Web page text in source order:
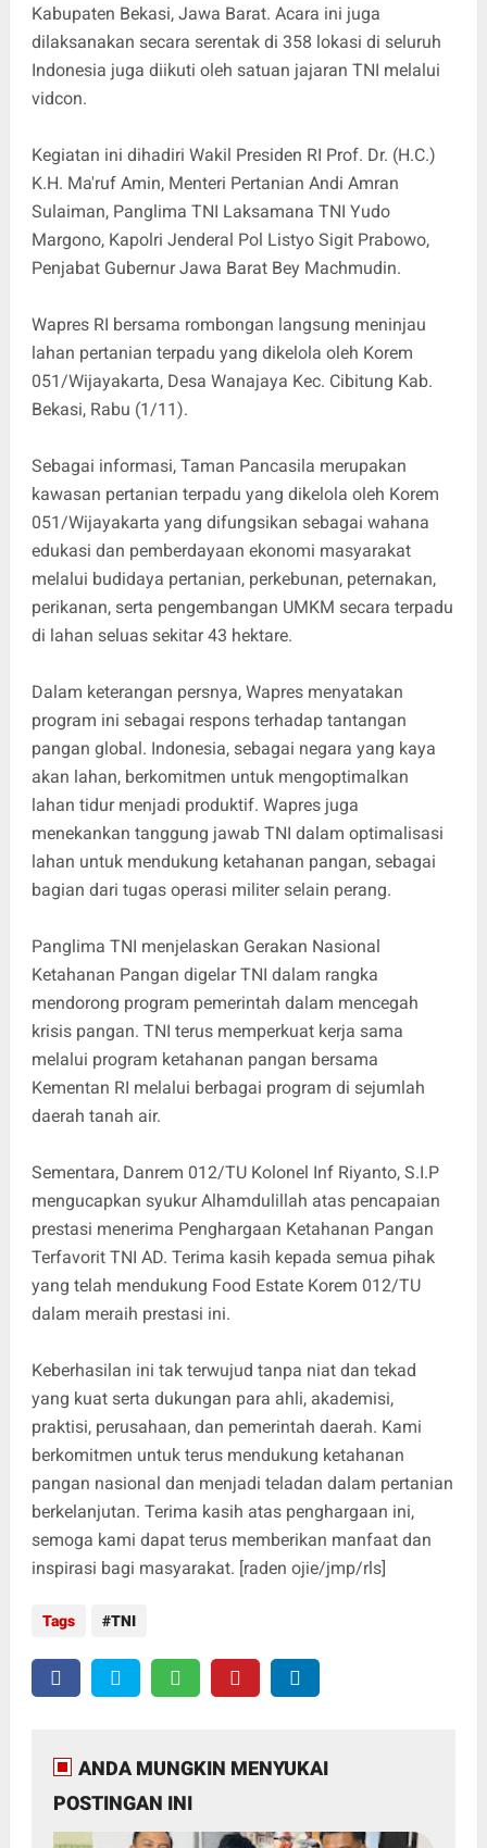
Kabupaten Bekasi, Jawa Barat. Acara ini juga
dilaksanakan secara serentak di 358 lokasi di seluruh
Indonesia juga diikuti oleh satuan jajaran TNI melalui
vidcon.
Kegiatan ini dihadiri Wakil Presiden RI Prof. Dr. (H.C.)
K.H. Ma'ruf Amin, Menteri Pertanian Andi Amran
Sulaiman, Panglima TNI Laksamana TNI Yudo
Margono, Kapolri Jenderal Pol Listyo Sigit Prabowo,
Penjabat Gubernur Jawa Barat Bey Machmudin.
Wapres RI bersama rombongan langsung meninjau
lahan pertanian terpadu yang dikelola oleh Korem
051/Wijayakarta, Desa Wanajaya Kec. Cibitung Kab.
Bekasi, Rabu (1/11).
Sebagai informasi, Taman Pancasila merupakan
kawasan pertanian terpadu yang dikelola oleh Korem
051/Wijayakarta yang difungsikan sebagai wahana
edukasi dan pemberdayaan ekonomi masyarakat
melalui budidaya pertanian, perkebunan, peternakan,
perikanan, serta pengembangan UMKM secara terpadu
di lahan seluas sekitar 43 hektare.
Dalam keterangan persnya, Wapres menyatakan
program ini sebagai respons terhadap tantangan
pangan global. Indonesia, sebagai negara yang kaya
akan lahan, berkomitmen untuk mengoptimalkan
lahan tidur menjadi produktif. Wapres juga
menekankan tanggung jawab TNI dalam optimalisasi
lahan untuk mendukung ketahanan pangan, sebagai
bagian dari tugas operasi militer selain perang.
Panglima TNI menjelaskan Gerakan Nasional
Ketahanan Pangan digelar TNI dalam rangka
mendorong program pemerintah dalam mencegah
krisis pangan. TNI terus memperkuat kerja sama
melalui program ketahanan pangan bersama
Kementan RI melalui berbagai program di sejumlah
daerah tanah air.
Sementara, Danrem 012/TU Kolonel Inf Riyanto, S.I.P
mengucapkan syukur Alhamdulillah atas pencapaian
prestasi menerima Penghargaan Ketahanan Pangan
Terfavorit TNI AD. Terima kasih kepada semua pihak
yang telah mendukung Food Estate Korem 012/TU
dalam meraih prestasi ini.
Keberhasilan ini tak terwujud tanpa niat dan tekad
yang kuat serta dukungan para ahli, akademisi,
praktisi, perusahaan, dan pemerintah daerah. Kami
berkomitmen untuk terus mendukung ketahanan
pangan nasional dan menjadi teladan dalam pertanian
berkelanjutan. Terima kasih atas penghargaan ini,
semoga kami dapat terus memberikan manfaat dan
inspirasi bagi masyarakat. [raden ojie/jmp/rls]
Tags TNI
ANDA MUNGKIN MENYUKAI
POSTINGAN INI